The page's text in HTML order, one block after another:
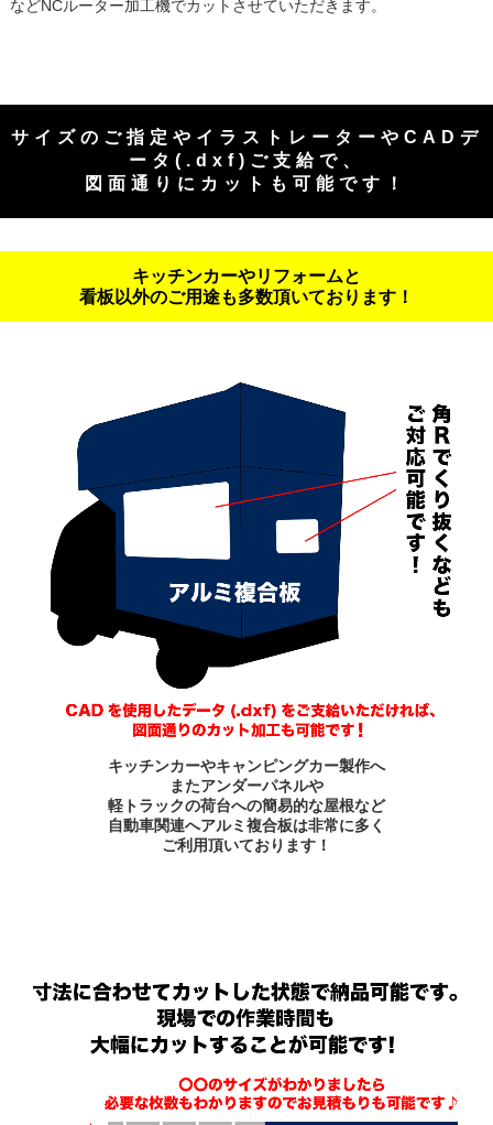
などNCルーター加工機でカットさせていただきます。
サイズのご指定やイラストレーターやCADデ
ータ(.dxf)ご支給で、
図面通りにカットも可能です！
キッチンカーやリフォームと
看板以外のご用途も多数頂いております！
キッチンカーやキャンピングカー製作へ
またアンダーパネルや
軽トラックの荷台への簡易的な屋根など
自動車関連へアルミ複合板は非常に多く
ご利用頂いております！